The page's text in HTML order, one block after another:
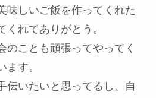
味しいご飯を作ってくれた
くれてありがとう。
のことも頑張ってやってく
ます。
伝いたいと思ってるし、自